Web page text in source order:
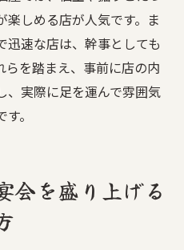
しめる店が人気です。ま
迅速な店は、幹事としても
らを踏まえ、事前に店の内
、実際に足を運んで雰囲気
。
会を盛り上げる